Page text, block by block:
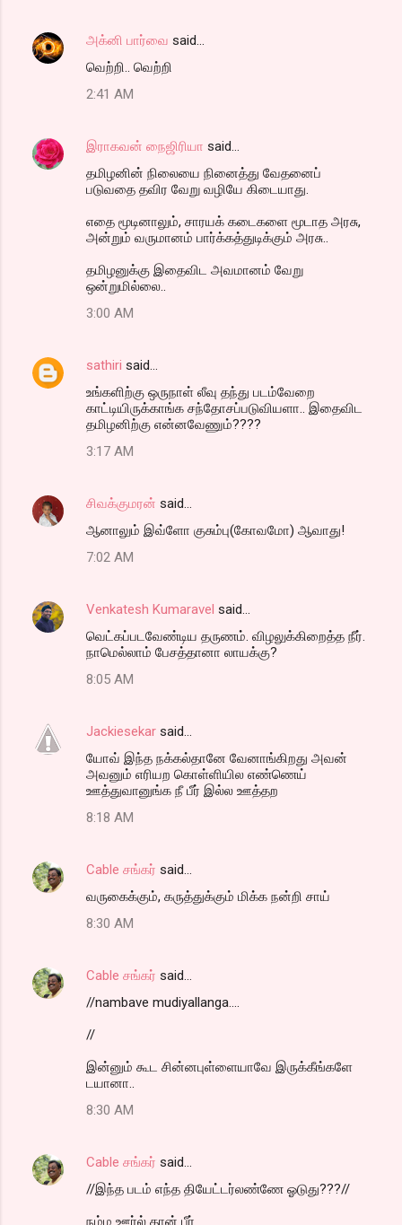
அக்னி பார்வை said…
வெற்றி.. வெற்றி
2:41 AM
இராகவன் நைஜிரியா said…
தமிழனின் நிலையை நினைத்து வேதனைப்
படுவதை தவிர வேறு வழியே கிடையாது.
எதை மூடினாலும், சாரயக் கடைகளை மூடாத அரசு,
அன்றும் வருமானம் பார்க்கத்துடிக்கும் அரசு..
தமிழனுக்கு இதைவிட அவமானம் வேறு
ஒன்றுமில்லை..
3:00 AM
sathiri said…
உங்களிற்கு ஒருநாள் லீவு தந்து படம்வேறை
காட்டியிருக்காங்க சந்தோசப்படுவியளா.. இதைவிட
தமிழனிற்கு என்னவேணும்????
3:17 AM
சிவக்குமரன் said…
ஆனாலும் இவ்ளோ குசும்பு(கோவமோ) ஆவாது!
7:02 AM
Venkatesh Kumaravel said…
வெட்கப்படவேண்டிய தருணம். விழலுக்கிறைத்த நீர்.
நாமெல்லாம் பேசத்தானா லாயக்கு?
8:05 AM
Jackiesekar said…
யோவ் இந்த நக்கல்தானே வேனாங்கிறது அவன்
அவனும் எரியற கொள்ளியில எண்ணெய்
ஊத்துவானுங்க நீ பீர் இல்ல ஊத்தற
8:18 AM
Cable சங்கர் said…
வருகைக்கும், கருத்துக்கும் மிக்க நன்றி சாய்
8:30 AM
Cable சங்கர் said…
//nambave mudiyallanga....
//
இன்னும் கூட சின்னபுள்ளையாவே இருக்கீங்களே
டயானா..
8:30 AM
Cable சங்கர் said…
//இந்த படம் எந்த தியேட்டர்லண்ணே ஓடுது???//
நம்ம ஊர்ல் தான் பீர்